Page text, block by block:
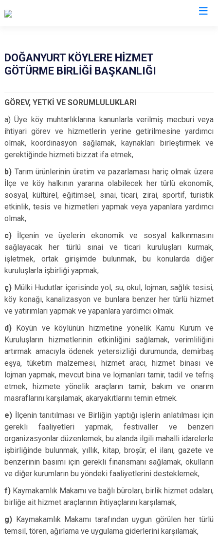
Abana
Araç
Azdavay
Bozkurt
Çatalzeytin
Cide
Daday
Devrekani
Doğanyurt
Hanönü
İnebolu
Küre
Pınarbaşı
Şenpazar
Seydiler
Taşköprü
Tosya
DOĞANYURT KÖYLERE HİZMET
GÖTÜRME BİRLİĞİ BAŞKANLIĞI
GÖREV, YETKİ VE SORUMLULUKLARI
a) Üye köy muhtarlıklarına kanunlarla verilmiş mecburi veya
ihtiyari görev ve hizmetlerin yerine getirilmesine yardımcı
olmak, koordinasyon sağlamak, kaynakları birleştirmek ve
gerektiğinde hizmeti bizzat ifa etmek,
b) Tarım ürünlerinin üretim ve pazarlaması hariç olmak üzere
İlçe ve köy halkının yararına olabilecek her türlü ekonomik,
sosyal, kültürel, eğitimsel, sınai, ticari, zirai, sportif, turistik
etkinlik, tesis ve hizmetleri yapmak veya yapanlara yardımcı
olmak,
c) İlçenin ve üyelerin ekonomik ve sosyal kalkınmasını
sağlayacak her türlü sınai ve ticari kuruluşları kurmak,
işletmek, ortak girişimde bulunmak, bu konularda diğer
kuruluşlarla işbirliği yapmak,
ç) Mülki Hudutlar içerisinde yol, su, okul, lojman, sağlık tesisi,
köy konağı, kanalizasyon ve bunlara benzer her türlü hizmet
ve yatırımları yapmak ve yapanlara yardımcı olmak.
d) Köyün ve köylünün hizmetine yönelik Kamu Kurum ve
Kuruluşların hizmetlerinin etkinliğini sağlamak, verimliliğini
artırmak amacıyla ödenek yetersizliği durumunda, demirbaş
eşya, tüketim malzemesi, hizmet aracı, hizmet binası ve
lojman yapmak, mevcut bina ve lojmanları tamir, tadil ve tefriş
etmek, hizmete yönelik araçların tamir, bakım ve onarım
masraflarını karşılamak, akaryakıtlarını temin etmek.
e) İlçenin tanıtılması ve Birliğin yaptığı işlerin anlatılması için
gerekli faaliyetleri yapmak, festivaller ve benzeri
organizasyonlar düzenlemek, bu alanda ilgili mahalli idarelerle
işbirliğinde bulunmak, yıllık, kitap, broşür, el ilanı, gazete ve
benzerinin basımı için gerekli finansmanı sağlamak, okulların
ve diğer kurumların bu yöndeki faaliyetlerini desteklemek,
f) Kaymakamlık Makamı ve bağlı büroları, birlik hizmet odaları,
birliğe ait hizmet araçlarının ihtiyaçlarını karşılamak,
g) Kaymakamlık Makamı tarafından uygun görülen her türlü
temsil, tören, ağırlama ve uygulama giderlerini karşılamak,